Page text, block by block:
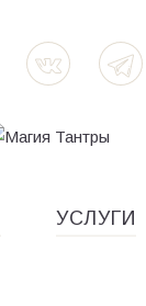
УСЛУГИ